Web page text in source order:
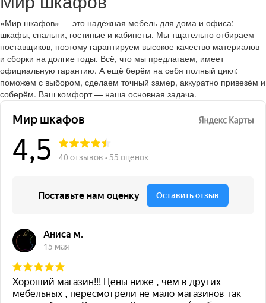
«Мир шкафов» — это надёжная мебель для дома и офиса:
шкафы, спальни, гостиные и кабинеты. Мы тщательно отбираем
поставщиков, поэтому гарантируем высокое качество материалов
и сборки на долгие годы. Всё, что мы предлагаем, имеет
официальную гарантию. А ещё берём на себя полный цикл:
поможем с выбором, сделаем точный замер, аккуратно привезём и
соберём. Ваш комфорт — наша основная задача.